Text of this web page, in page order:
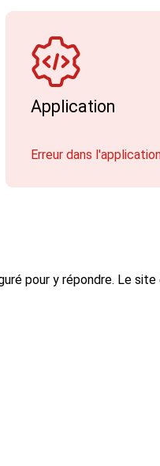
Application
Erreur dans
pour y répondre. Le